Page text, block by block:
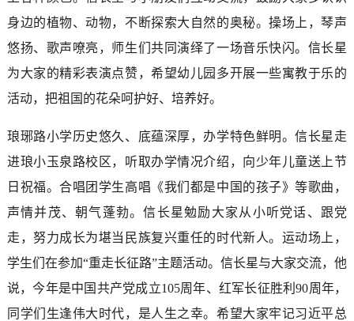
身边的植物、动物，不断探索大自然的奥秘。操场上，琴声
悠扬、歌声嘹亮，师生们共同演绎了一场音乐快闪。信长星
为大家的精彩表演点赞，希望幼儿园多开展一些寓教于乐的
活动，把祖国的花朵呵护好、培养好。
琅琊路小学历史悠久、底蕴深厚，办学特色鲜明。信长星走
进琅小玉泉路校区，听取办学情况介绍，向少年儿童送上节
日祝福。合唱团学生高唱《我们都是中国的孩子》等歌曲，
声情并茂、朝气蓬勃。信长星勉励大家从小听党话、跟党
走，努力成长为堪当民族复兴重任的时代新人。运动场上，
学生们在参加“重走长征路”主题活动。信长星与大家交流，他
说，今年是中国共产党成立105周年、红军长征胜利90周年，
同学们生逢伟大时代，是人生之幸。希望大家牢记习近平总